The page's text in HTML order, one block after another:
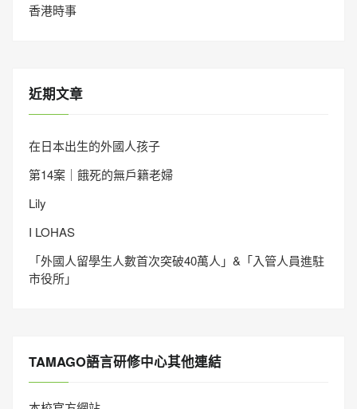
香港時事
近期文章
在日本出生的外國人孩子
第14案｜餓死的無戶籍老婦
Lily
I LOHAS
「外國人留學生人數首次突破40萬人」&「入管人員進駐
市役所」
TAMAGO語言研修中心其他連結